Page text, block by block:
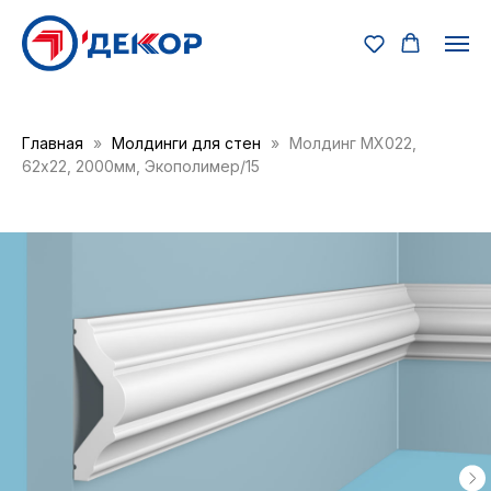
Главная Молдинги для стен
Молдинг MX022,
62х22, 2000мм, Экополимер/15